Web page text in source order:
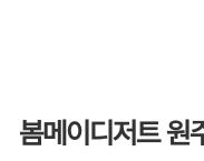
봄메이디저트 원